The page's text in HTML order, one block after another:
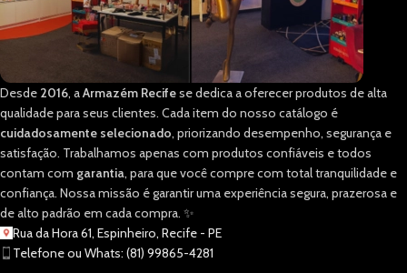
Desde 2016, aArmazém Recifese dedica a oferecer produtos de alta
qualidade para seus clientes. Cada item do nosso catálogo é
cuidadosamente selecionado, priorizando desempenho, segurança e
satisfação. Trabalhamos apenas com produtos confiáveis e todos
contam com garantia, para que você compre com total tranquilidade e
confiança. Nossa missão é garantir uma experiência segura, prazerosa e
de alto padrão em cada compra. ✨
Rua da Hora 61, Espinheiro, Recife - PE
Telefone ou Whats: (81) 99865-4281